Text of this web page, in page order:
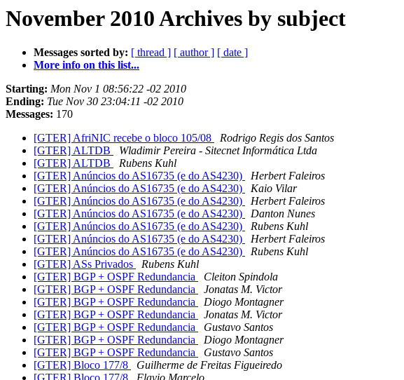
November 2010 Archives by subject
Messages sorted by: [ thread ] [ author ] [ date ]
More info on this list...
Starting: Mon Nov 1 08:56:22 -02 2010
Ending: Tue Nov 30 23:04:11 -02 2010
Messages: 170
[GTER] AfriNIC recebe o bloco 105/08
Rodrigo Regis dos Santos
[GTER] ALTDB
Wladimir Pereira - Sitecnet Informática Ltda
[GTER] ALTDB
Rubens Kuhl
[GTER] Anúncios do AS16735 (e do AS4230)
Herbert Faleiros
[GTER] Anúncios do AS16735 (e do AS4230)
Kaio Vilar
[GTER] Anúncios do AS16735 (e do AS4230)
Herbert Faleiros
[GTER] Anúncios do AS16735 (e do AS4230)
Danton Nunes
[GTER] Anúncios do AS16735 (e do AS4230)
Rubens Kuhl
[GTER] Anúncios do AS16735 (e do AS4230)
Herbert Faleiros
[GTER] Anúncios do AS16735 (e do AS4230)
Rubens Kuhl
[GTER] ASs Privados
Rubens Kuhl
[GTER] BGP + OSPF Redundancia
Cleiton Spindola
[GTER] BGP + OSPF Redundancia
Jonatas M. Victor
[GTER] BGP + OSPF Redundancia
Diogo Montagner
[GTER] BGP + OSPF Redundancia
Jonatas M. Victor
[GTER] BGP + OSPF Redundancia
Gustavo Santos
[GTER] BGP + OSPF Redundancia
Diogo Montagner
[GTER] BGP + OSPF Redundancia
Gustavo Santos
[GTER] Bloco 177/8
Guilherme de Freitas Figueiredo